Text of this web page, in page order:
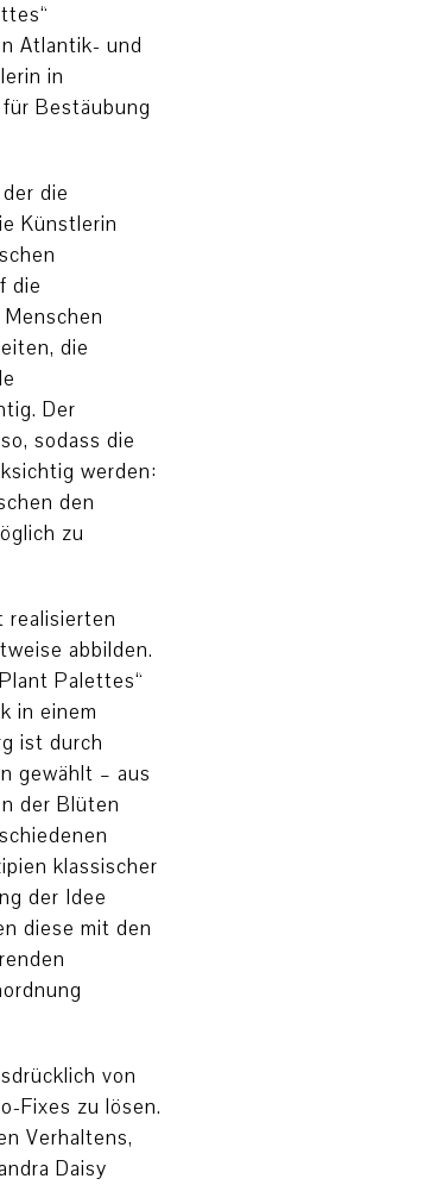
Atlantik- und
in
Bestäubung
die
Künstlerin
die
die
Der
sodass die
werden:
den
zu
realisierten
abbilden.
Palettes“
in einem
ist durch
gewählt – aus
der Blüten
klassischer
der Idee
diese mit den
von
Fixes zu lösen.
Verhaltens,
Daisy